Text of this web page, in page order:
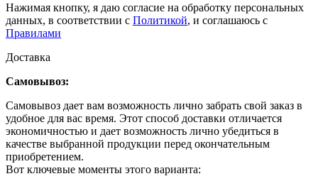
Нажимая кнопку, я даю согласие на обработку персональных
данных, в соответствии с Политикой, и соглашаюсь с
Правилами
Доставка
Самовывоз:
Самовывоз дает вам возможность лично забрать свой заказ в
удобное для вас время. Этот способ доставки отличается
экономичностью и дает возможность лично убедиться в
качестве выбранной продукции перед окончательным
приобретением.
Вот ключевые моменты этого варианта: